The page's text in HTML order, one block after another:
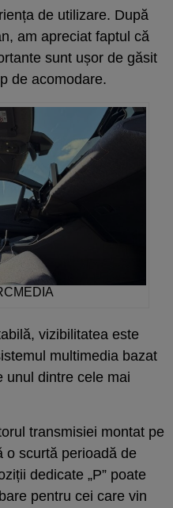
de utilizare. După
am apreciat faptul că
sunt ușor de găsit
de acomodare.
vizibilitatea este
multimedia bazat
unul dintre cele mai
transmisiei montat pe
o scurtă perioadă de
dedicate „P” poate
pentru cei care vin